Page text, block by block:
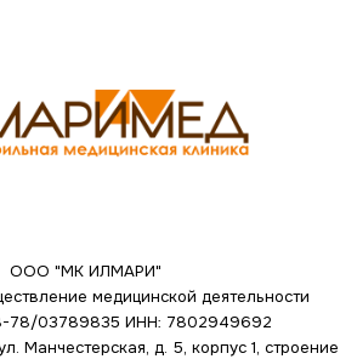
ООО "МК ИЛМАРИ"
медицинской деятельности
78/03789835 ИНН: 7802949692
Манчестерская, д. 5, корпус 1, строение